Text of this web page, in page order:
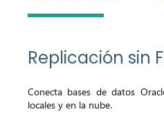
Replicación sin
Conecta bases de datos
locales y en la nube.